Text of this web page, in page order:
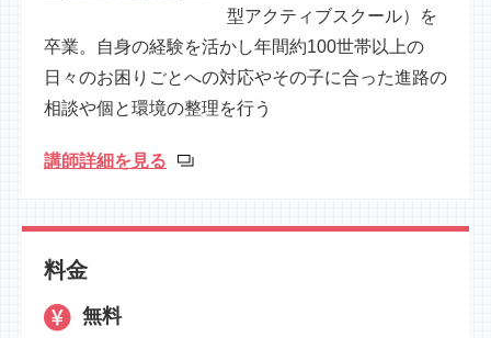
型アクティブスクール）を
卒業。自身の経験を活かし年間約100世帯以上の
日々のお困りごとへの対応やその子に合った進路の
相談や個と環境の整理を行う
講師詳細を見る
料金
無料